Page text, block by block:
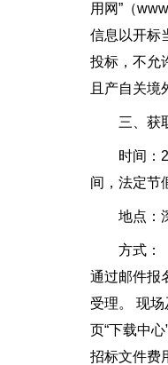
用网”（
信息以开标
投标，不允
且产自关境
三、获
时间：
间，法定节
地点：深
方式：（1
通过邮件报
受理。 现
页“下载中
招标文件费